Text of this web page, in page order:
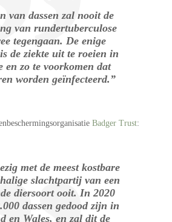
van dassen zal nooit de
van rundertuberculose
tegengaan. De enige
de ziekte uit te roeien in
en zo te voorkomen dat
worden geïnfecteerd.”
Badger Trust:
met de meest kostbare
slachtpartij van een
diersoort ooit. In 2020
dassen gedood zijn in
en Wales, en zal dit de